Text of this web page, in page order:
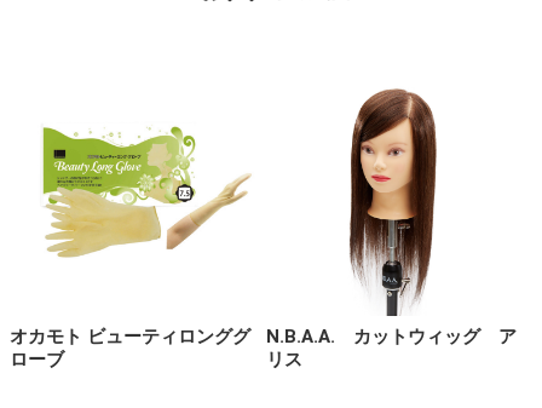
オカモト ビューティロンググ
ローブ
N.B.A.A. カットウィッグ ア
リス